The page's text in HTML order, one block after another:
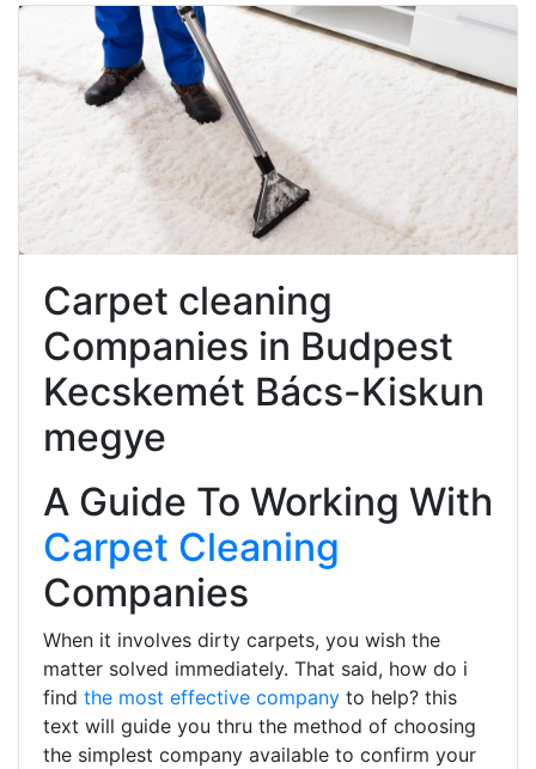
Carpet cleaning
Companies in Budpest
Kecskemét Bács-Kiskun
megye
A Guide To Working With
Carpet Cleaning
Companies
When it involves dirty carpets, you wish the
matter solved immediately. That said, how do i
find the most effective company to help? this
text will guide you thru the method of choosing
the simplest company available to confirm your